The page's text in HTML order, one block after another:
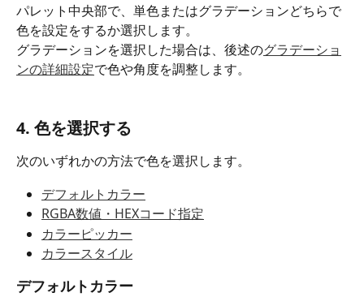
パレット中央部で、単色またはグラデーションどちらで
色を設定をするか選択します。
グラデーションを選択した場合は、後述のグラデーショ
ンの詳細設定で色や角度を調整します。
4. 色を選択する
次のいずれかの方法で色を選択します。
デフォルトカラー
RGBA数値・HEXコード指定
カラーピッカー
カラースタイル
デフォルトカラー